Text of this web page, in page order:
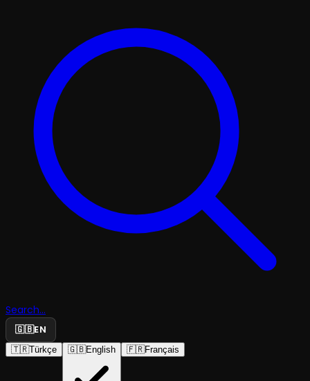
Search...
🇬🇧EN
🇹🇷Türkçe 🇬🇧English 🇫🇷Français